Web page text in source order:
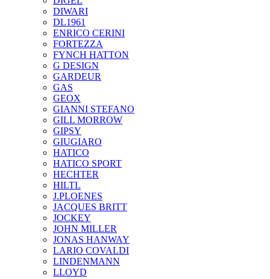
DIWARI
DL1961
ENRICO CERINI
FORTEZZA
FYNCH HATTON
G DESIGN
GARDEUR
GAS
GEOX
GIANNI STEFANO
GILL MORROW
GIPSY
GIUGIARO
HATICO
HATICO SPORT
HECHTER
HILTL
J.PLOENES
JAСQUES BRITT
JOCKEY
JOHN MILLER
JONAS HANWAY
LARIO COVALDI
LINDENMANN
LLOYD